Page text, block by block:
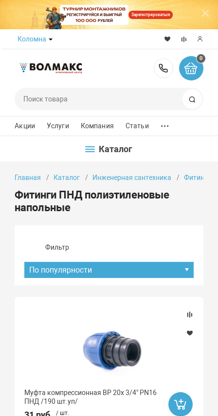
Зарегистрироваться
Коломна
8 (800)
0
Акции Услуги Компания Статьи ...
Каталог
Главная Каталог Инженерная сантехника Фитинги
Фитинги ПНД полиэтиленовые
напольные
Фильтр
По популярности
Распродажа
Да
Муфта компрессионная ВР 20x 3/4" PN16
ПНД /190 шт.уп/
/ шт.